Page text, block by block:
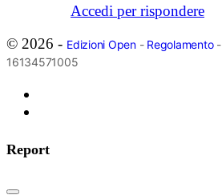
Accedi per rispondere
© 2026 - Edizioni Open- Regolamento-
16134571005
Report